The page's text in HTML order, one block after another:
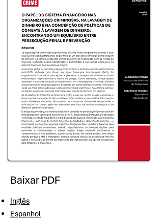
Baixar PDF
Inglês
Espanhol